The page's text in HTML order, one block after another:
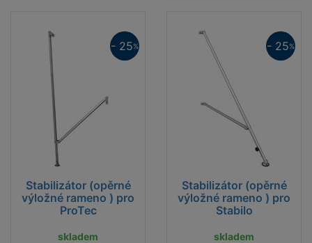
Půjčovna lešení
DS, spol. s r.o - dnes a zítra se pusťte
do práce!
Stabilizátor (opěrné
výložné rameno ) pro
ProTec
skladem
- 25%
Stabilizátor (opěrné
výložné rameno ) pro
Stabilo
skladem
- 25%